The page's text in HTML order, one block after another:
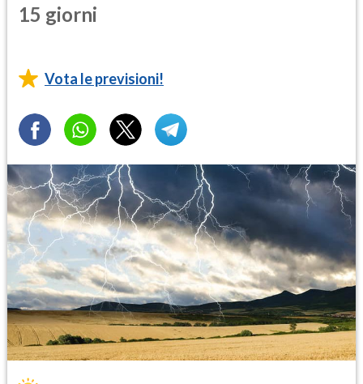
15 giorni
Vota le previsioni!